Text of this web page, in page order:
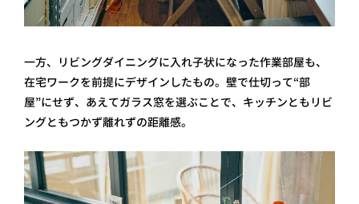
一方、リビングダイニングに入れ子状になった作業部屋も、
在宅ワークを前提にデザインしたもの。壁で仕切って“部
屋”にせず、あえてガラス窓を選ぶことで、キッチンともリビ
ングともつかず離れずの距離感。